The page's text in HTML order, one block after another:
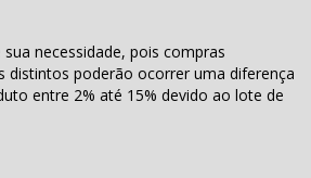
necessidade, pois compras
distintos poderão ocorrer uma diferença
entre 2% até 15% devido ao lote de